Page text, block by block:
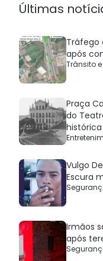
Últimas
Tráfego
após
Trânsito
Praça
do
histórica
Vulgo
Escura
Irmãos
após